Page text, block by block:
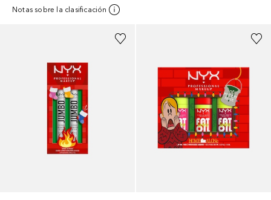
Notas sobre la clasificación